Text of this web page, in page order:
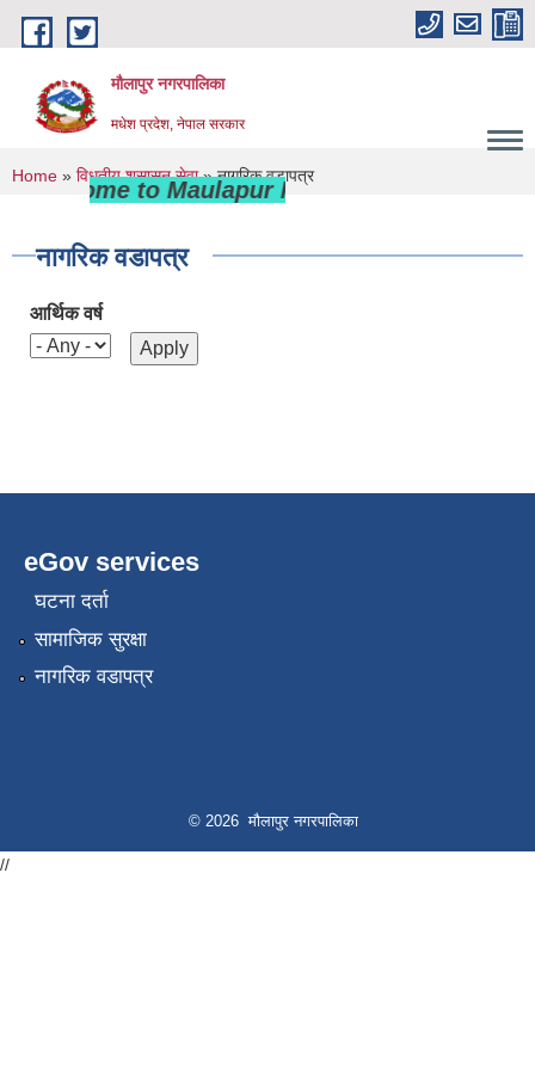
Skip to main content
मौलापुर नगरपालिका
मधेश प्रदेश, नेपाल सरकार
Welcome to Maulapur Municipality
You are here
Home » विधुतीय शुसासन सेवा» नागरिक वडापत्र
नागरिक वडापत्र
आर्थिक वर्ष
eGov services
घटना दर्ता
सामाजिक सुरक्षा
नागरिक वडापत्र
© 2026 मौलापुर नगरपालिका
//